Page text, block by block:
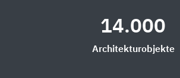
14.000
Architekturobjekte